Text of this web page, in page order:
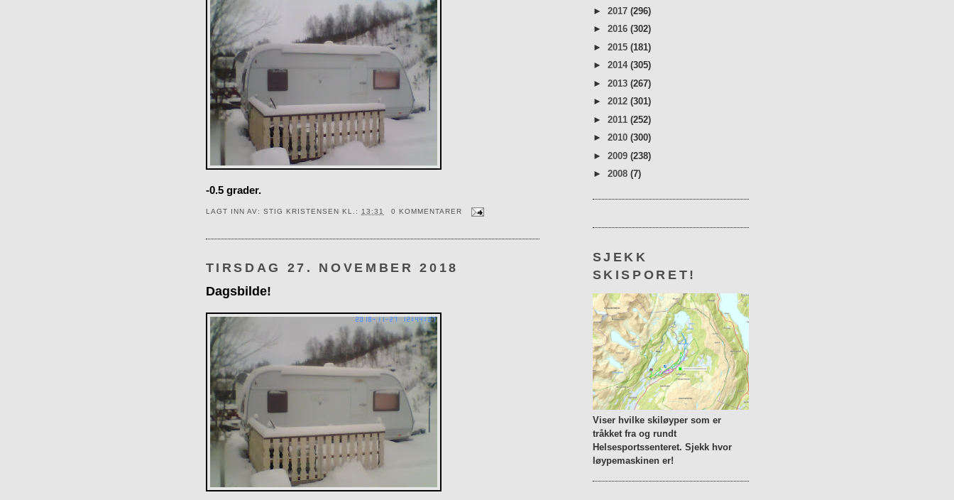
-0.5 grader.
LAGT INN AV: STIG KRISTENSEN KL.: 13:31 0 KOMMENTARER
TIRSDAG 27. NOVEMBER 2018
Dagsbilde!
► 2017 (296)
► 2016 (302)
► 2015 (181)
► 2014 (305)
► 2013 (267)
► 2012 (301)
► 2011 (252)
► 2010 (300)
► 2009 (238)
► 2008 (7)
SJEKK
SKISPORET!
Viser hvilke skiløyper som er
tråkket fra og rundt
Helsesportssenteret. Sjekk hvor
løypemaskinen er!